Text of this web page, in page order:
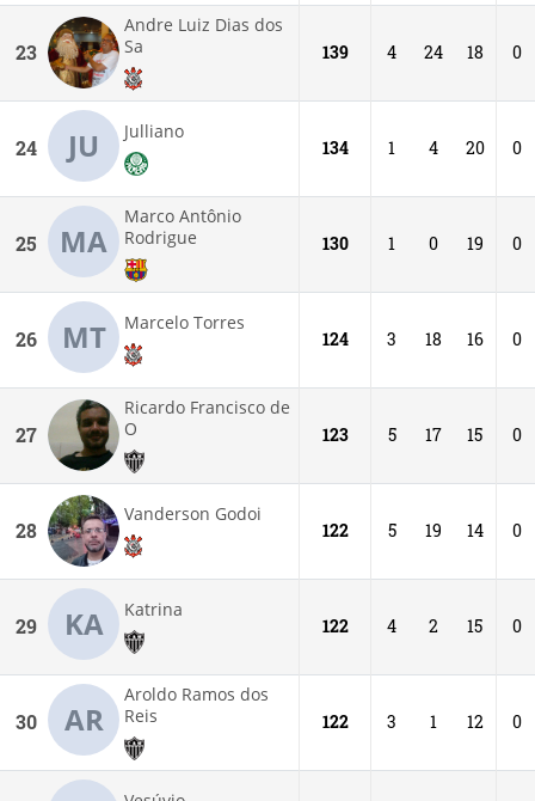
23
Andre Luiz Dias dos
Sa
139 4 24 18 0
24 JU Julliano
134 1 4 20 0
25 MA
Marco Antônio
Rodrigue
130 1 0 19 0
26 MT Marcelo Torres
124 3 18 16 0
27
Ricardo Francisco de
O
123 5 17 15 0
28
Vanderson Godoi
122 5 19 14 0
29 KA Katrina
122 4 2 15 0
30 AR
Aroldo Ramos dos
Reis
122 3 1 12 0